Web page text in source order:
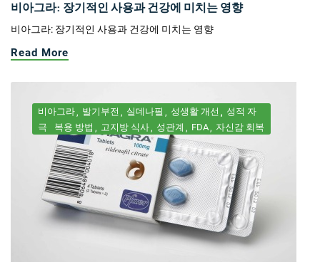
비아그라: 장기적인 사용과 건강에 미치는 영향
비아그라: 장기적인 사용과 건강에 미치는 영향
Read More
비아그라 발기부전 실데나필 성생활 개선
성적 자
극
복용 방법 고지방 식사 성관계 FDA 자신감 회복